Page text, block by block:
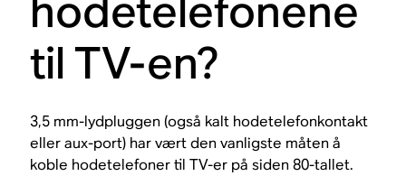
hodetelefonene
til TV-en?
3,5 mm-lydpluggen (også kalt hodetelefonkontakt
eller aux-port) har vært den vanligste måten å
koble hodetelefoner til TV-er på siden 80-tallet.